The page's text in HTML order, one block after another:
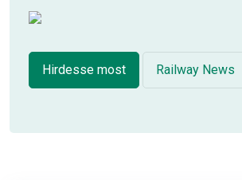
Hirdesse most Railway News